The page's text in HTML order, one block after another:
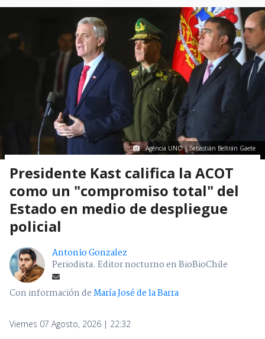
Agencia UNO | Sebastián Beltrán Gaete
Presidente Kast califica la ACOT
como un "compromiso total" del
Estado en medio de despliegue
policial
Antonio Gonzalez
Periodista. Editor nocturno en BioBioChile
Con información deMaría José de la Barra
Viernes 07 Agosto, 2026 | 22:32